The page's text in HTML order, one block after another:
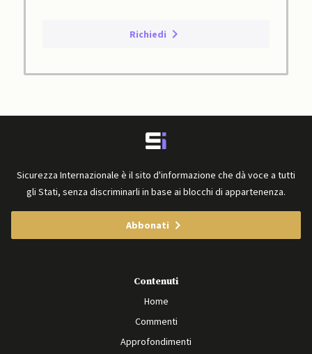
Richiedi
Sicurezza Internazionale è il sito d'informazione che dà voce a tutti
gli Stati, senza discriminarli in base ai blocchi di appartenenza.
Abbonati
Contenuti
Home
Commenti
Approfondimenti